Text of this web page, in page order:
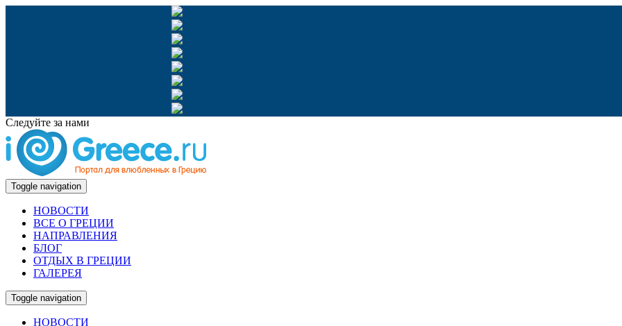
Следуйте за нами
Toggle navigation
НОВОСТИ
ВСЕ О ГРЕЦИИ
НАПРАВЛЕНИЯ
БЛОГ
ОТДЫХ В ГРЕЦИИ
ГАЛЕРЕЯ
Toggle navigation
НОВОСТИ